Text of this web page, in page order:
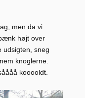
men da vi
højt over
udsigten, sneg
knoglerne.
kooooldt.